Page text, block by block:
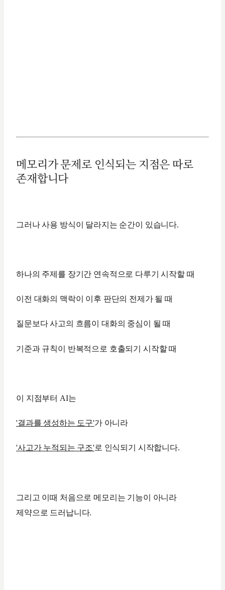
메모리가 문제로 인식되는 지점은 따로
존재합니다
그러나 사용 방식이 달라지는 순간이 있습니다.
하나의 주제를 장기간 연속적으로 다루기 시작할 때
이전 대화의 맥락이 이후 판단의 전제가 될 때
질문보다 사고의 흐름이 대화의 중심이 될 때
기준과 규칙이 반복적으로 호출되기 시작할 때
이 지점부터 AI는
'결과를 생성하는 도구'가 아니라
'사고가 누적되는 구조'로 인식되기 시작합니다.
그리고 이때 처음으로 메모리는 기능이 아니라
제약으로 드러납니다.